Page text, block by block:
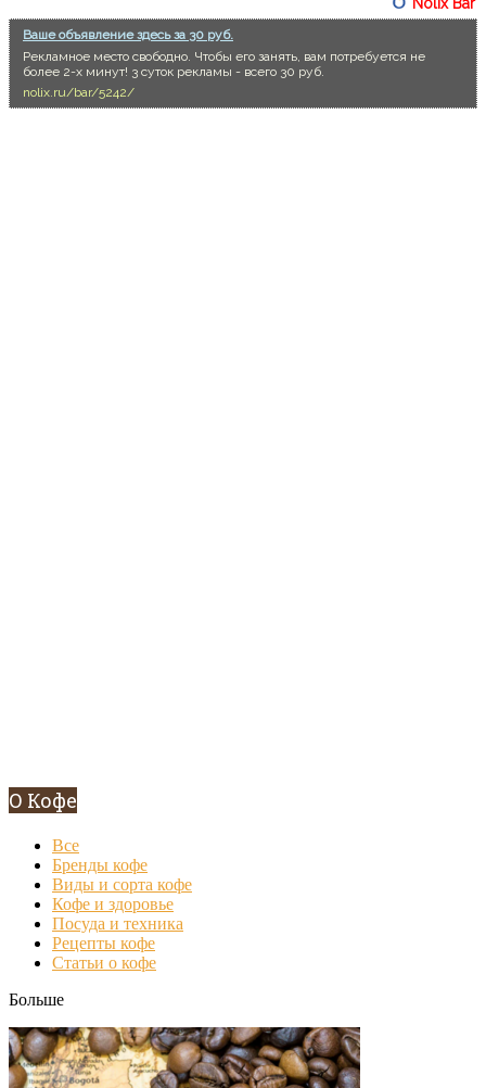
Ваше объявление здесь за 30 руб.
Рекламное место свободно. Чтобы его занять, вам потребуется не
более 2-х минут! 3 суток рекламы - всего 30 руб.
nolix.ru/bar/5242/
О Кофе
Все
Бренды кофе
Виды и сорта кофе
Кофе и здоровье
Посуда и техника
Рецепты кофе
Статьи о кофе
Больше